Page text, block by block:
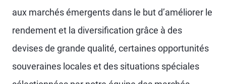
aux marchés émergents dans le but d’améliorer le
rendement et la diversification grâce à des
devises de grande qualité, certaines opportunités
souveraines locales et des situations spéciales